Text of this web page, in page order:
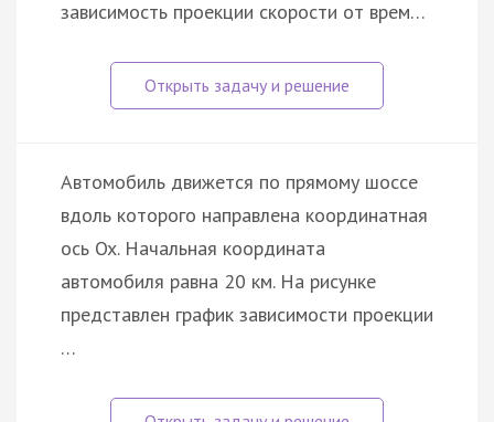
зависимость проекции скорости от врем…
Автомобиль движется по прямому шоссе
вдоль которого направлена координатная
ось Ox. Начальная координата
автомобиля равна 20 км. На рисунке
представлен график зависимости проекции
…